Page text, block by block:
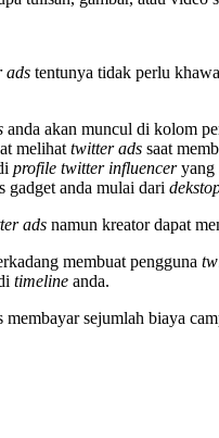
adstentunya tidak perlu
anda akan muncul di kolom
melihattwitter adssaat
profile twitter influenceryang
gadget anda mulai dari
adsnamun kreator dapat
membuat pengguna
timelineanda.
membayar sejumlah biaya